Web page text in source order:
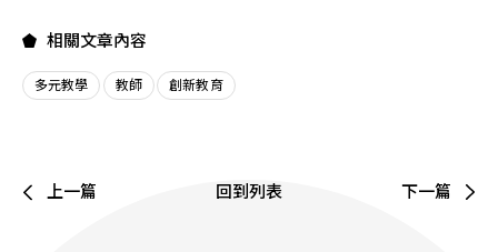
相關文章內容
多元教學 教師 創新教育
上一篇 回到列表 下一篇